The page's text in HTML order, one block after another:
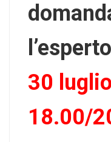
l’esperto
30
18.00/